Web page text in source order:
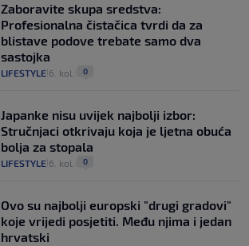
Zaboravite skupa sredstva:
Profesionalna čistačica tvrdi da za
blistave podove trebate samo dva
sastojka
LIFESTYLE 6. kol. 0
Japanke nisu uvijek najbolji izbor:
Stručnjaci otkrivaju koja je ljetna obuća
bolja za stopala
LIFESTYLE 6. kol. 0
Ovo su najbolji europski "drugi gradovi"
koje vrijedi posjetiti. Među njima i jedan
hrvatski